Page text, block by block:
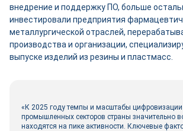
внедрение и поддержку ПО, больше
инвестировали предприятия
металлургической отраслей,
производства и организации,
выпуске изделий из резины и пластмасс.
«К 2025 году темпы и масштабы цифровизации
промышленных секторов страны значительно
находятся на пике активности. Ключевые